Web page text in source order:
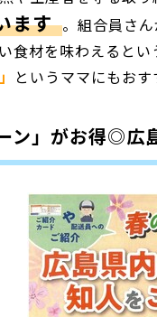
ます 。組合員さ
食材を味わえると
というママにもお
ン」がお得◎